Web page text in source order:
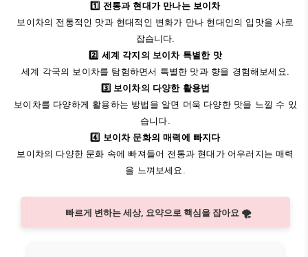
1️⃣ 전통과 현대가 만나는 보이차
보이차의 전통적인 맛과 현대적인 변화가 만나 현대인의 입맛을 사로
잡습니다.
2️⃣ 세계 각지의 보이차 특별한 맛
세계 각국의 보이차를 탐험하면서 특별한 맛과 향을 경험해보세요.
3️⃣ 보이차의 다양한 활용법
보이차를 다양하게 활용하는 방법을 알면 더욱 다양한 맛을 느낄 수 있
습니다.
4️⃣ 보이차 문화의 매력에 빠지다
보이차의 다양한 문화 속에 빠져들어 전통과 현대가 어우러지는 매력
을 느껴보세요.
빠르게 변하는 세상, 요약으로 핵심을 잡아요 🌪️